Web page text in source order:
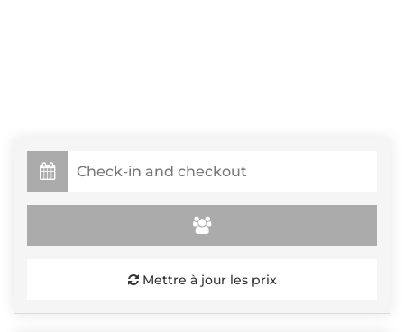
Mettre à jour les prix